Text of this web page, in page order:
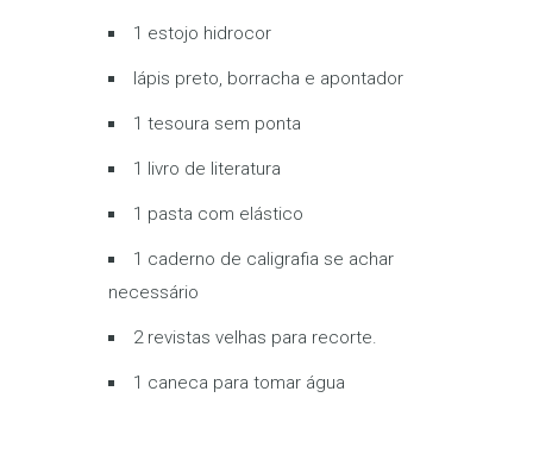
1 estojo hidrocor
lápis preto, borracha e apontador
1 tesoura sem ponta
1 livro de literatura
1 pasta com elástico
1 caderno de caligrafia se achar
necessário
2 revistas velhas para recorte.
1 caneca para tomar água